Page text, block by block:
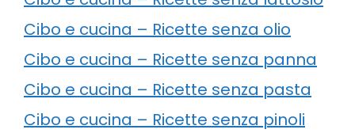
Cibo e cucina – Ricette senza olio
Cibo e cucina – Ricette senza panna
Cibo e cucina – Ricette senza pasta
Cibo e cucina – Ricette senza pinoli